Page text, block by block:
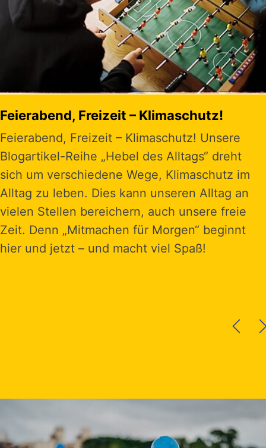
Feierabend, Freizeit – Klimaschutz!
Feierabend, Freizeit – Klimaschutz! Unsere
Blogartikel-Reihe „Hebel des Alltags“ dreht
sich um verschiedene Wege, Klimaschutz im
Alltag zu leben. Dies kann unseren Alltag an
vielen Stellen bereichern, auch unsere freie
Zeit. Denn „Mitmachen für Morgen“ beginnt
hier und jetzt – und macht viel Spaß!